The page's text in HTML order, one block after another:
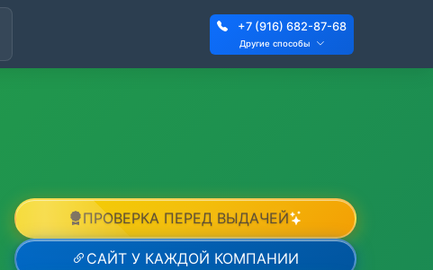
+7 (916) 682-87-68
Другие способы
ПРОВЕРКА ПЕРЕД ВЫДАЧЕЙ
САЙТ У КАЖДОЙ КОМПАНИИ